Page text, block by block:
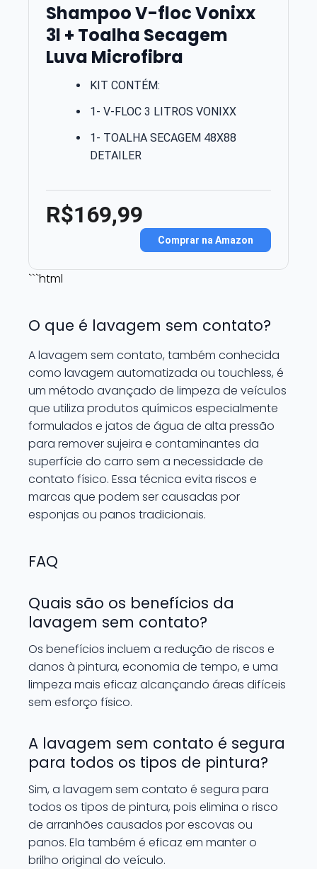
Shampoo V-floc Vonixx
3l + Toalha Secagem
Luva Microfibra
KIT CONTÉM:
1- V-FLOC 3 LITROS VONIXX
1- TOALHA SECAGEM 48X88
DETAILER
R$169,99
Comprar na Amazon
```html
O que é lavagem sem contato?
A lavagem sem contato, também conhecida
como lavagem automatizada ou touchless, é
um método avançado de limpeza de veículos
que utiliza produtos químicos especialmente
formulados e jatos de água de alta pressão
para remover sujeira e contaminantes da
superfície do carro sem a necessidade de
contato físico. Essa técnica evita riscos e
marcas que podem ser causadas por
esponjas ou panos tradicionais.
FAQ
Quais são os benefícios da
lavagem sem contato?
Os benefícios incluem a redução de riscos e
danos à pintura, economia de tempo, e uma
limpeza mais eficaz alcançando áreas difíceis
sem esforço físico.
A lavagem sem contato é segura
para todos os tipos de pintura?
Sim, a lavagem sem contato é segura para
todos os tipos de pintura, pois elimina o risco
de arranhões causados por escovas ou
panos. Ela também é eficaz em manter o
brilho original do veículo.